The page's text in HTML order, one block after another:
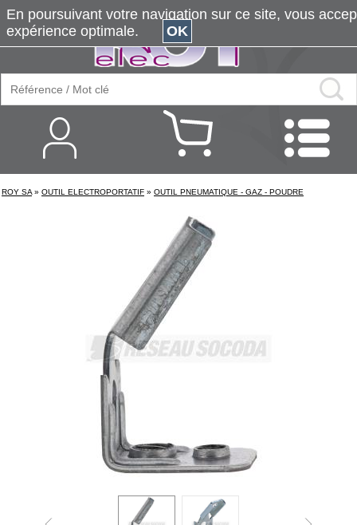
ROY SA » OUTIL ELECTROPORTATIF » OUTIL PNEUMATIQUE - GAZ - POUDRE
En poursuivant votre navigation sur ce site, vous
expérience optimale.
OK